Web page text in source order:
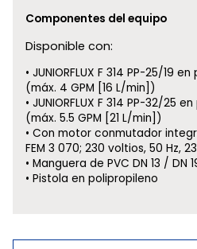
Componentes del equipo
Disponible con:
JUNIORFLUX F 314 PP-25/19
(máx. 4 GPM [16 L/min])
JUNIORFLUX F 314 PP-32/25
(máx. 5.5 GPM [21 L/min])
Con motor conmutador
FEM 3 070; 230 voltios, 50 Hz,
Manguera de PVC DN 13 / DN
Pistola en polipropileno